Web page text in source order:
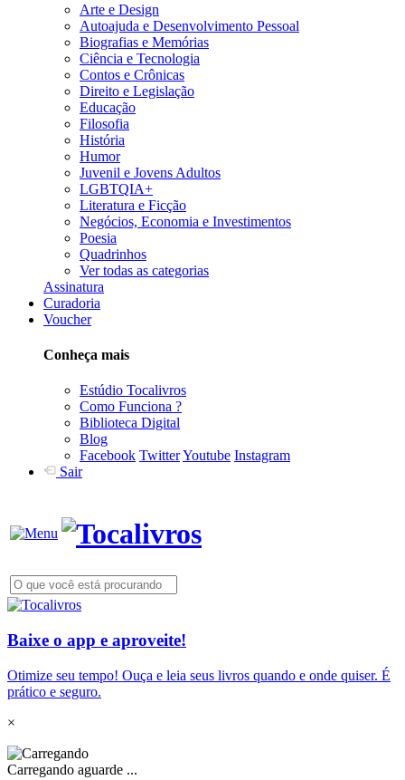
Arte e Design
Autoajuda e Desenvolvimento Pessoal
Biografias e Memórias
Ciência e Tecnologia
Contos e Crônicas
Direito e Legislação
Educação
Filosofia
História
Humor
Juvenil e Jovens Adultos
LGBTQIA+
Literatura e Ficção
Negócios, Economia e Investimentos
Poesia
Quadrinhos
Ver todas as categorias
Assinatura
Curadoria
Voucher
Conheça mais
Estúdio Tocalivros
Como Funciona ?
Biblioteca Digital
Blog
Facebook TwitterYoutube Instagram
Sair
Baixe o app e aproveite!
Otimize seu tempo! Ouça e leia seus livros quando e onde quiser. É
prático e seguro.
×
Carregando aguarde ...